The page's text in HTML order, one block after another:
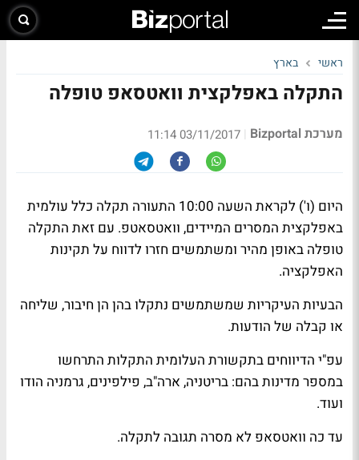
ראשי בארץ
התקלה באפלקצית וואטסאפ טופלה
מערכת Bizportal |
03/11/2017 11:14
היום (ו') לקראת השעה 10:00 התעורה תקלה כלל עולמית
באפלקצית המסרים המיידים, וואטסאטפ. עם זאת התקלה
טופלה באופן מהיר ומשתמשים חזרו לדווח על תקינות
האפלקציה.
הבעיות העיקריות שמשתמשים נתקלו בהן הן חיבור, שליחה
או קבלה של הודעות.
עפ"י הדיווחים בתקשורת העלומית התקלות התרחשו
במספר מדינות בהם: בריטניה, ארה"ב, פילפינים, גרמניה הודו
ועוד.
עד כה וואטסאפ לא מסרה תגובה לתקלה.